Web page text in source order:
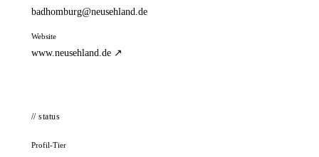
badhomburg@neusehland.de
Website
www.neusehland.de ↗
// status
Profil-Tier